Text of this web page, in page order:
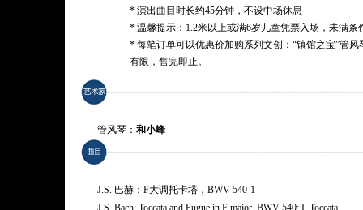
* 演出曲目时长约45分钟，不设中场休息
* 温馨提示：1.2米以上或满6岁儿童凭票入场，未满条
* 每笔订单可以优惠价加购系列文创：“镇馆之宝”管风
有限，售完即止。
管风琴： 和小峰
J.S. 巴赫：F大调托卡塔，BWV 540-1
J.S. Bach: Toccata and Fugue in F major, BWV 540: I. Toccata